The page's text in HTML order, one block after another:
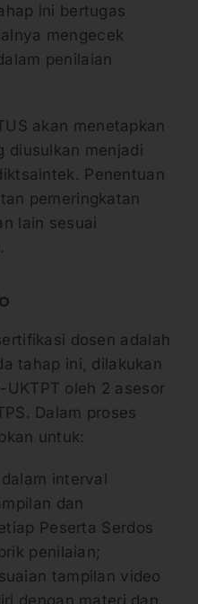
ini bertugas
mengecek
penilaian
akan menetapkan
diusulkan menjadi
Penentuan
pemeringkatan
lain sesuai
dosen adalah
tahap ini, dilakukan
UKTPT oleh 2 asesor
Dalam proses
untuk:
interval
dan
Peserta Serdos
penilaian;
tampilan video
dengan materi dan